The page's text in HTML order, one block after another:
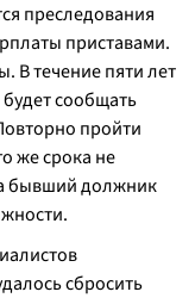
преследования
приставами.
В течение пяти лет
сообщать
пройти
же срока не
бывший должник
сбросить